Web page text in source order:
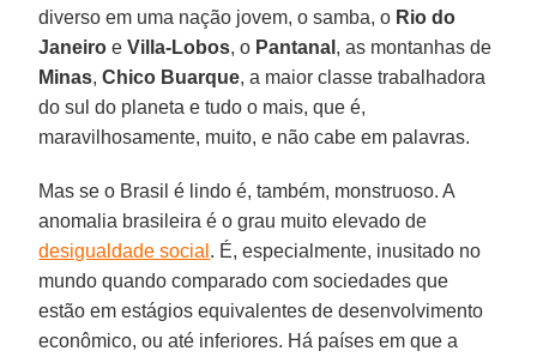
diverso em uma nação jovem, o samba, o Rio do
Janeiro eVilla-Lobos, o Pantanal , as montanhas de
Minas,Chico Buarque, a maior classe trabalhadora
do sul do planeta e tudo o mais, que é,
maravilhosamente, muito, e não cabe em palavras.
Mas se o Brasil é lindo é, também, monstruoso. A
anomalia brasileira é o grau muito elevado de
desigualdade social . É, especialmente, inusitado no
mundo quando comparado com sociedades que
estão em estágios equivalentes de desenvolvimento
econômico, ou até inferiores. Há países em que a